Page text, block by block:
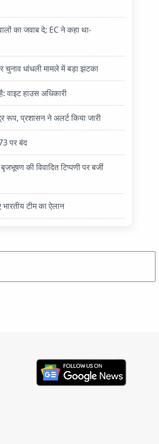
का जवाब दे; EC ने कहा था-
चुनाव धांधली मामले में बड़ा झटका
वाइट हाउस अधिकारी
रूप, प्रशासन ने अलर्ट किया जारी
पर बंद
की विवादित टिप्पणी पर बजीं
टीम का ऐलान